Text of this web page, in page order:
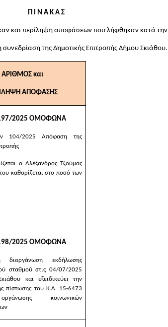
Π Ι Ν Α Κ Α Σ
και περίληψη αποφάσεων που λήφθηκαν κατά την
της Δημοτικής Επιτροπής Δήμου Σκιάθου.
ΑΡΙΘΜΟΣ και
ΑΠΟΦΑΣΗΣ
2025 ΟΜΟΦΩΝΑ
104/2025 Απόφαση της
ο Αλέξανδρος Τζούμας
καθορίζεται στο ποσό των
2025 ΟΜΟΦΩΝΑ
διοργάνωση εκδήλωσης
σταθμού στις 04/07/2025
και εξειδικεύει την
πίστωσης του Κ.Α. 15-6473
κοινωνικών